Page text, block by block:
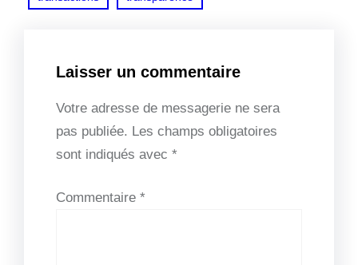
Laisser un commentaire
Votre adresse de messagerie ne sera
pas publiée. Les champs obligatoires
sont indiqués avec *
Commentaire *